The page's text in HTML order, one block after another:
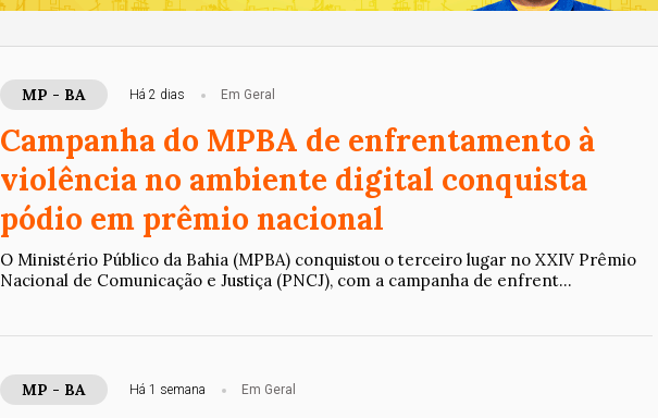
MP - BA Há 2 dias Em Geral
Campanha do MPBA de enfrentamento à
violência no ambiente digital conquista
pódio em prêmio nacional
O Ministério Público da Bahia (MPBA) conquistou o terceiro lugar no XXIV Prêmio
Nacional de Comunicação e Justiça (PNCJ), com a campanha de enfrent...
MP - BA Há 1 semana Em Geral